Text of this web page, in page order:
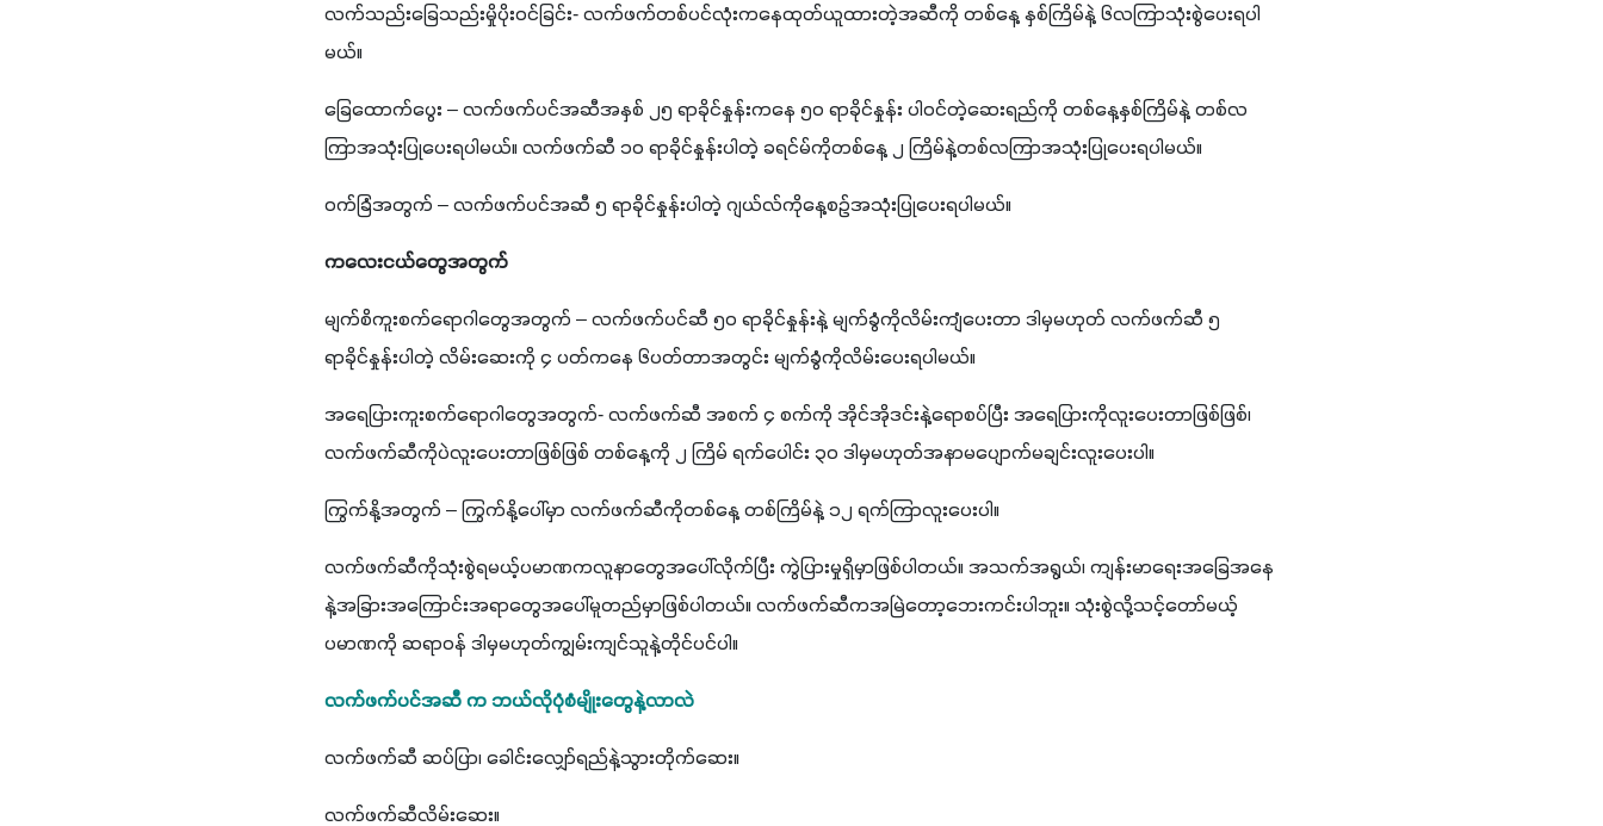
လက်သည်းခြေသည်းမှိုပိုးဝင်ခြင်း- လက်ဖက်တစ်ပင်လုံးကနေထုတ်ယူထားတဲ့အဆီကို တစ်နေ့ နှစ်ကြိမ်နဲ့ ၆လကြာသုံးစွဲပေးရပါ
မယ်။
ခြေထောက်ပွေး – လက်ဖက်ပင်အဆီအနှစ် ၂၅ ရာခိုင်နှုန်းကနေ ၅၀ ရာခိုင်နှုန်း ပါဝင်တဲ့ဆေးရည်ကို တစ်နေ့နှစ်ကြိမ်နဲ့ တစ်လ
ကြာအသုံးပြုပေးရပါမယ်။ လက်ဖက်ဆီ ၁၀ ရာခိုင်နှုန်းပါတဲ့ ခရင်မ်ကိုတစ်နေ့ ၂ ကြိမ်နဲ့တစ်လကြာအသုံးပြုပေးရပါမယ်။
ဝက်ခြံအတွက် – လက်ဖက်ပင်အဆီ ၅ ရာခိုင်နှုန်းပါတဲ့ ဂျယ်လ်ကိုနေ့စဉ်အသုံးပြုပေးရပါမယ်။
ကလေးငယ်တွေအတွက်
မျက်စိကူးစက်ရောဂါတွေအတွက် – လက်ဖက်ပင်ဆီ ၅၀ ရာခိုင်နှုန်းနဲ့ မျက်ခွံကိုလိမ်းကျံပေးတာ ဒါမှမဟုတ် လက်ဖက်ဆီ ၅
ရာခိုင်နှုန်းပါတဲ့ လိမ်းဆေးကို ၄ ပတ်ကနေ ၆ပတ်တာအတွင်း မျက်ခွံကိုလိမ်းပေးရပါမယ်။
အရေပြားကူးစက်ရောဂါတွေအတွက်- လက်ဖက်ဆီ အစက် ၄ စက်ကို အိုင်အိုဒင်းနဲ့ရောစပ်ပြီး အရေပြားကိုလူးပေးတာဖြစ်ဖြစ်၊
လက်ဖက်ဆီကိုပဲလူးပေးတာဖြစ်ဖြစ် တစ်နေ့ကို ၂ ကြိမ် ရက်ပေါင်း ၃၀ ဒါမှမဟုတ်အနာမပျောက်မချင်းလူးပေးပါ။
ကြွက်နို့အတွက် – ကြွက်နို့ပေါ်မှာ လက်ဖက်ဆီကိုတစ်နေ့ တစ်ကြိမ်နဲ့ ၁၂ ရက်ကြာလူးပေးပါ။
လက်ဖက်ဆီကိုသုံးစွဲရမယ့်ပမာဏကလူနာတွေအပေါ်လိုက်ပြီး ကွဲပြားမှုရှိမှာဖြစ်ပါတယ်။ အသက်အရွယ်၊ ကျန်းမာရေးအခြေအနေ
နဲ့အခြားအကြောင်းအရာတွေအပေါ်မူတည်မှာဖြစ်ပါတယ်။ လက်ဖက်ဆီကအမြဲတော့ဘေးကင်းပါဘူး။ သုံးစွဲလို့သင့်တော်မယ့်
ပမာဏကို ဆရာဝန် ဒါမှမဟုတ်ကျွမ်းကျင်သူနဲ့တိုင်ပင်ပါ။
လက်ဖက်ပင်အဆီ က ဘယ်လိုပုံစံမျိုးတွေနဲ့လာလဲ
လက်ဖက်ဆီ ဆပ်ပြာ၊ ခေါင်းလျှော်ရည်နဲ့သွားတိုက်ဆေး။
လက်ဖက်ဆီလိမ်းဆေး။